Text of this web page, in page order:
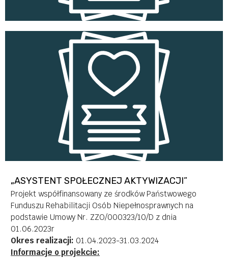
Finansowy – 3 400,00zł
Osobowy – 3 200,00zł
„ASYSTENT SPOŁECZNEJ AKTYWIZACJI”
Projekt współfinansowany ze środków Państwowego
Funduszu Rehabilitacji Osób Niepełnosprawnych na
podstawie Umowy Nr. ZZO/000323/10/D z dnia
01.06.2023r
Okres realizacji: 01.04.2023-31.03.2024
Informacje o projekcie: